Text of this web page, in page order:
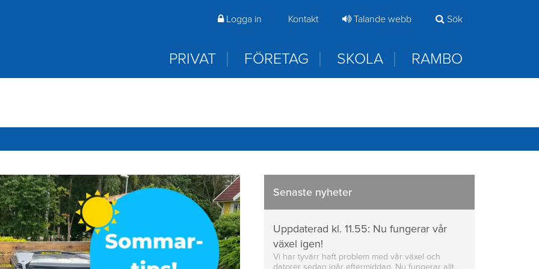
Du hittar våra öppettider på rambo.se första sida samt direkt när du kommer in i appen
ned appar.
Logga in Kontakt Talande webb Sök
PRIVAT FÖRETAG SKOLA RAMBO
Senaste nyheter
Uppdaterad kl. 11.55: Nu fungerar vår
växel igen!
Vi har tyvärr haft problem med vår växel och
datorer sedan igår eftermiddag. Nu fungerar allt…